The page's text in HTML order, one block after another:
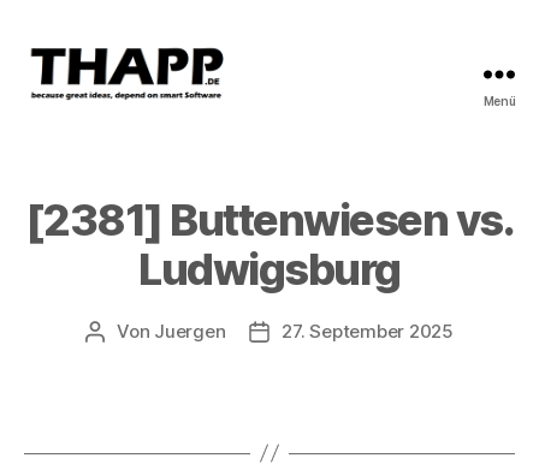
Menü
[2381] Buttenwiesen vs.
Ludwigsburg
Beitragsautor
Von Juergen Beitragsdatum
27. September 2025